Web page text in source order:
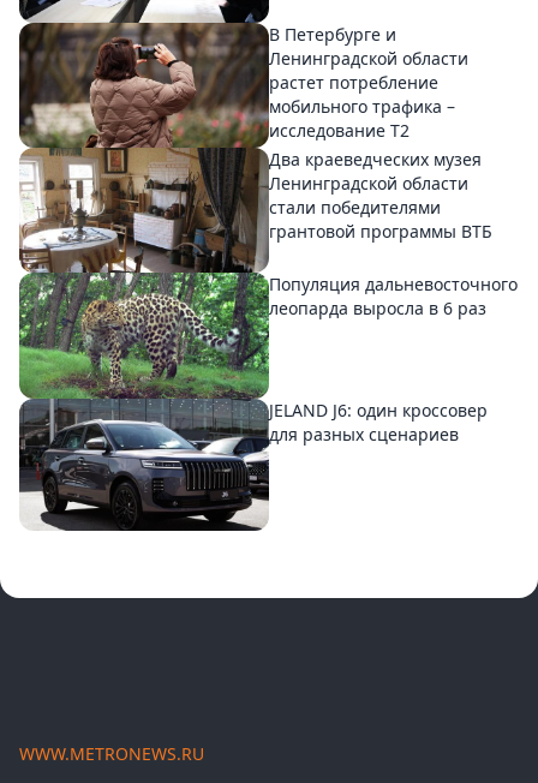
В Петербурге и
Ленинградской области
растет потребление
мобильного трафика –
исследование T2
Два краеведческих музея
Ленинградской области
стали победителями
грантовой программы ВТБ
Популяция дальневосточного
леопарда выросла в 6 раз
JELAND J6: один кроссовер
для разных сценариев
WWW.METRONEWS.RU